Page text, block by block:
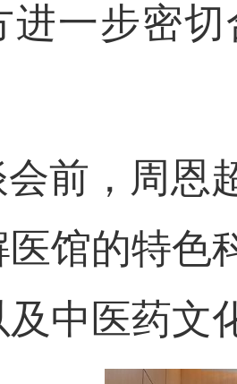
进一步密
会前，周恩
馆的特色
中医药文